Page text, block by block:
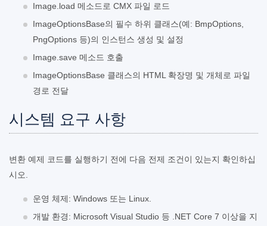
Image.load 메소드로 CMX 파일 로드
ImageOptionsBase의 필수 하위 클래스(예: BmpOptions,
PngOptions 등)의 인스턴스 생성 및 설정
Image.save 메소드 호출
ImageOptionsBase 클래스의 HTML 확장명 및 개체로 파일
경로 전달
시스템 요구 사항
변환 예제 코드를 실행하기 전에 다음 전제 조건이 있는지 확인하십
시오.
운영 체제: Windows 또는 Linux.
개발 환경: Microsoft Visual Studio 등 .NET Core 7 이상을 지